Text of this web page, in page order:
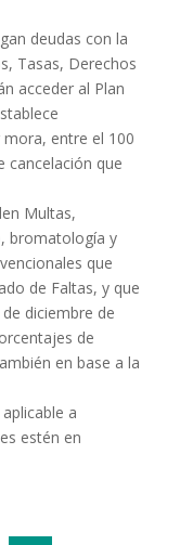
deudas con la
Tasas, Derechos
acceder al Plan
entre el 100
cancelación que
Multas,
bromatología y
que
de Faltas, y que
diciembre de
de
en base a la
a
estén en